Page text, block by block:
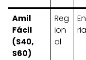
Amil
Fácil
(S40,
S60)
Reg
ion
al
ria